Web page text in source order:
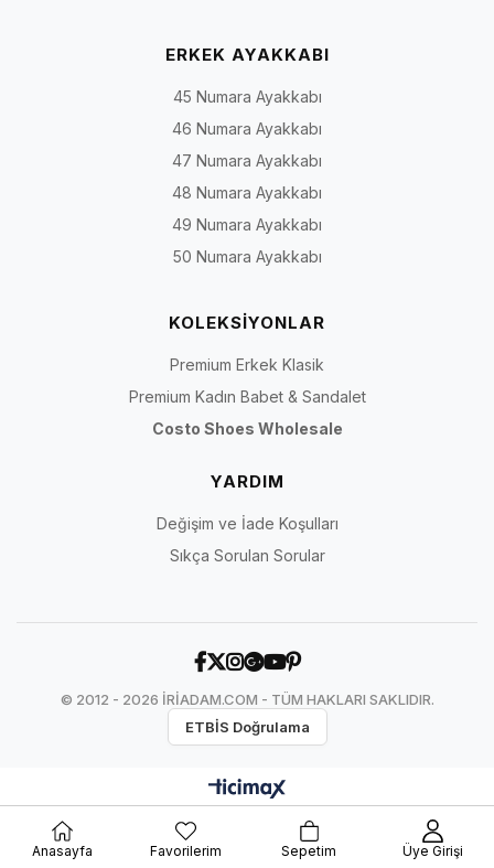
ERKEK AYAKKABI
45 Numara Ayakkabı
46 Numara Ayakkabı
47 Numara Ayakkabı
48 Numara Ayakkabı
49 Numara Ayakkabı
50 Numara Ayakkabı
KOLEKSİYONLAR
Premium Erkek Klasik
Premium Kadın Babet & Sandalet
Costo Shoes Wholesale
YARDIM
Değişim ve İade Koşulları
Sıkça Sorulan Sorular
© 2012 - 2026 İRİADAM.COM - TÜM HAKLARI SAKLIDIR.
ETBİS Doğrulama
Anasayfa Favorilerim Sepetim Üye Girişi